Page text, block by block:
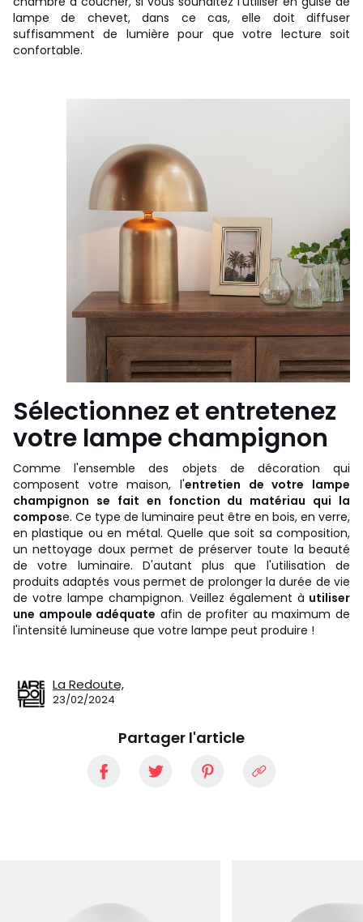
lampe de chevet, dans ce cas, elle doit diffuser
suffisamment de lumière pour que votre lecture soit
confortable.
Sélectionnez et entretenez
votre lampe champignon
Comme l'ensemble des objets de décoration qui
composent votre maison, l'entretien de votre lampe
champignon se fait en fonction du matériau qui la
compose. Ce type de luminaire peut être en bois, en verre,
en plastique ou en métal. Quelle que soit sa composition,
un nettoyage doux permet de préserver toute la beauté
de votre luminaire. D'autant plus que l'utilisation de
produits adaptés vous permet de prolonger la durée de vie
de votre lampe champignon. Veillez également à utiliser
une ampoule adéquate afin de profiter au maximum de
l'intensité lumineuse que votre lampe peut produire !
La Redoute,
23/02/2024
Partager l'article